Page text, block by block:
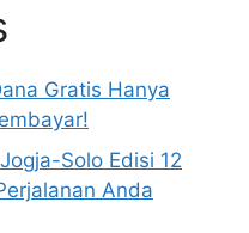
Gratis Hanya
Solo Edisi 12
Anda